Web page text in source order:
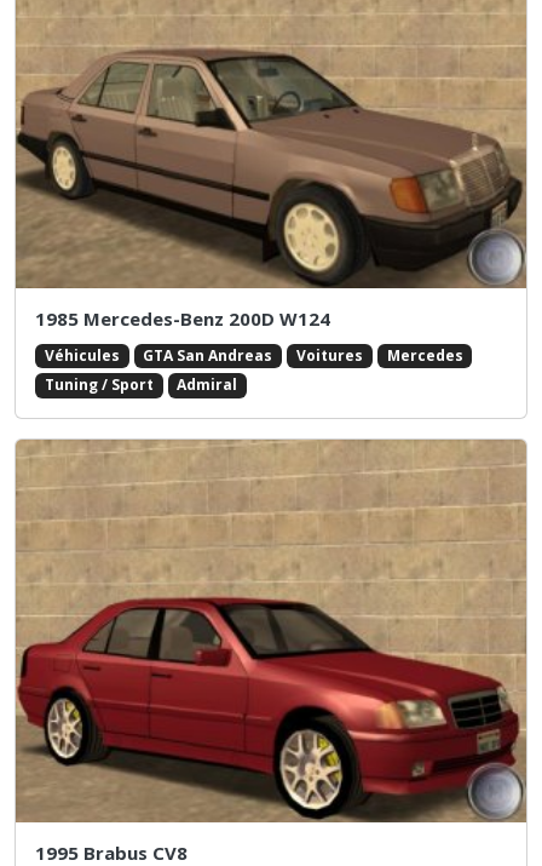
1985 Mercedes-Benz 200D W124
Véhicules GTA San Andreas Voitures
Mercedes
Tuning / Sport
Admiral
1995 Brabus CV8